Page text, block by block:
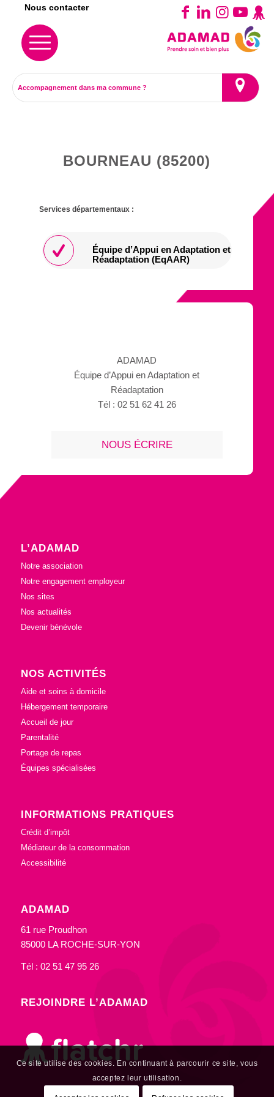
Nous contacter
BOURNEAU (85200)
Services départementaux :
Équipe d’Appui en Adaptation et
Réadaptation (EqAAR)
ADAMAD
Équipe d’Appui en Adaptation et
Réadaptation
Tél : 02 51 62 41 26
NOUS ÉCRIRE
L’ADAMAD
Notre association
Notre engagement employeur
Nos sites
Nos actualités
Devenir bénévole
NOS ACTIVITÉS
Aide et soins à domicile
Hébergement temporaire
Accueil de jour
Parentalité
Portage de repas
Équipes spécialisées
INFORMATIONS PRATIQUES
Crédit d’impôt
Médiateur de la consommation
Accessibilité
ADAMAD
61 rue Proudhon
85000 LA ROCHE-SUR-YON
Tél : 02 51 47 95 26
REJOINDRE L’ADAMAD
Ce site utilise des cookies. En continuant à parcourir ce site, vous
acceptez leur utilisation.